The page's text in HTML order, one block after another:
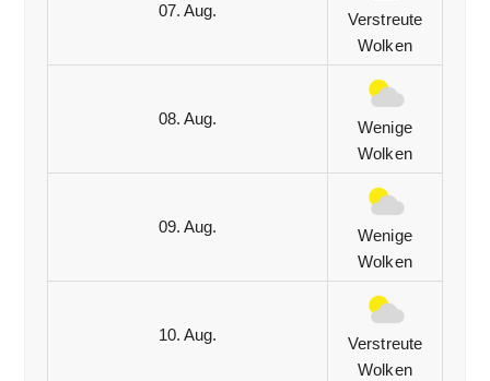
07. Aug.
Verstreute
Wolken
08. Aug.
Wenige
Wolken
09. Aug.
Wenige
Wolken
10. Aug.
Verstreute
Wolken